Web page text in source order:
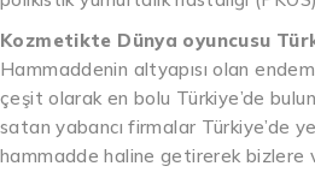
Kozmetikte Dünya oyuncusu
Hammaddenin altyapısı olan
çeşit olarak en bolu Türkiye’de
satan yabancı firmalar Türkiye’de
hammadde haline getirerek bizlere